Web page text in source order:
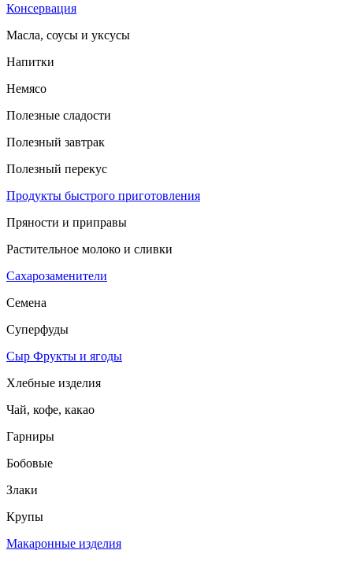
Консервация
Масла, соусы и уксусы
Напитки
Немясо
Полезные сладости
Полезный завтрак
Полезный перекус
Продукты быстрого приготовления
Пряности и приправы
Растительное молоко и сливки
Сахарозаменители
Семена
Суперфуды
Сыр Фрукты и ягоды
Хлебные изделия
Чай, кофе, какао
Гарниры
Бобовые
Злаки
Крупы
Макаронные изделия